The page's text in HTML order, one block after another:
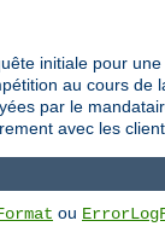
initiale pour
au cours de
par le
avec les
ou